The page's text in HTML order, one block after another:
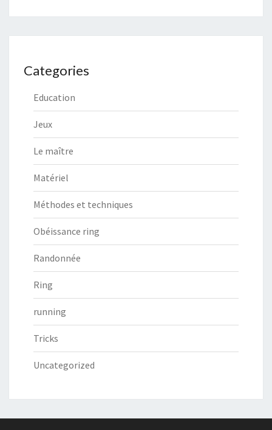
Categories
Education
Jeux
Le maître
Matériel
Méthodes et techniques
Obéissance ring
Randonnée
Ring
running
Tricks
Uncategorized